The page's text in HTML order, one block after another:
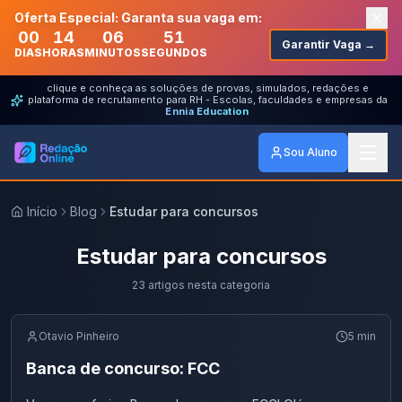
Oferta Especial: Garanta sua vaga em:
00
DIAS
14
HORAS
06
MINUTOS
51
SEGUNDOS
Garantir Vaga →
clique e conheça as soluções de provas, simulados, redações e
plataforma de recrutamento para RH - Escolas, faculdades e empresas da
Ennia Education
Sou Aluno
Início Blog Estudar para concursos
Estudar para concursos
23 artigos nesta categoria
Otavio Pinheiro 5 min
Banca de concurso: FCC